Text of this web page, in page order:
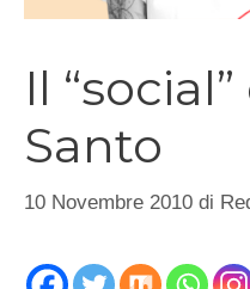
Il
Santo
10 Novembre 2010 di